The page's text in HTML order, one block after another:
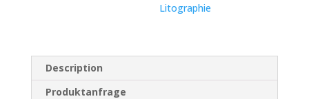
Litographie
Description
Produktanfrage